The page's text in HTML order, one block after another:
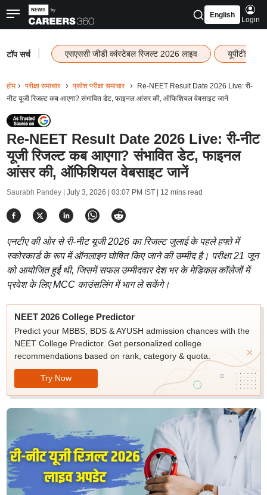
English
Login
टॉप सर्च एसएससी जीडी कांस्टेबल रिजल्ट 2026 लाइव यूपीटीईटी
होम परीक्षा समाचार प्रवेश परीक्षा समाचार
Re-NEET Result Date 2026 Live: री-
नीट यूजी रिजल्ट कब आएगा? संभावित डेट, फाइनल आंसर की, ऑफिशियल वेबसाइट जानें
Re-NEET Result Date 2026 Live: री-नीट
यूजी रिजल्ट कब आएगा? संभावित डेट, फाइनल
आंसर की, ऑफिशियल वेबसाइट जानें
Saurabh Pandey | July 3, 2026 | 03:07 PM IST| 12 mins read
एनटीए की ओर से री-नीट यूजी 2026 का रिजल्ट जुलाई के पहले हफ्ते में
स्कोरकार्ड के रूप में ऑनलाइन घोषित किए जाने की उम्मीद है। परीक्षा 21 जून
को आयोजित हुई थी, जिसमें सफल उम्मीदवार देश भर के मेडिकल कॉलेजों में
प्रवेश के लिए MCC काउंसलिंग में भाग ले सकेंगे।
NEET 2026 College Predictor
Predict your MBBS, BDS & AYUSH admission chances with the
NEET College Predictor. Get personalized college
recommendations based on rank, category & quota.
Try Now